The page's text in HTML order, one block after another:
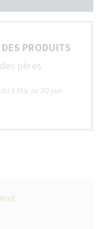
PRODUITS
pères
du 8 Mai au 30 juin